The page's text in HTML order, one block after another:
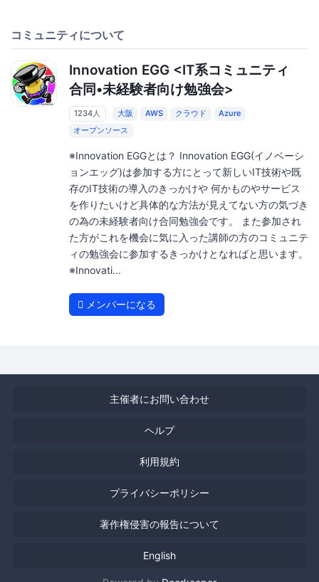
コミュニティについて
Innovation EGG <IT系コミュニティ
合同•未経験者向け勉強会>
1234人 大阪 AWS クラウド
Azure
オープンソース
※Innovation EGGとは？ Innovation EGG(イノベーシ
ョンエッグ)は参加する方にとって新しいIT技術や既
存のIT技術の導入のきっかけや 何かものやサービス
を作りたいけど具体的な方法が見えてない方の気づき
の為の未経験者向け合同勉強会です。 また参加され
た方がこれを機会に気に入った講師の方のコミュニテ
ィの勉強会に参加するきっかけとなればと思います。
※Innovati...
メンバーになる
主催者にお問い合わせ
ヘルプ
利用規約
プライバシーポリシー
著作権侵害の報告について
English